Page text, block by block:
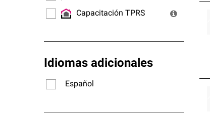
Capacitación TPRS
Idiomas adicionales
Español